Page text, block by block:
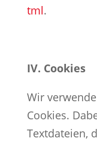
tml.
IV. Cookies
Wir
Cookies.
Textdateien,